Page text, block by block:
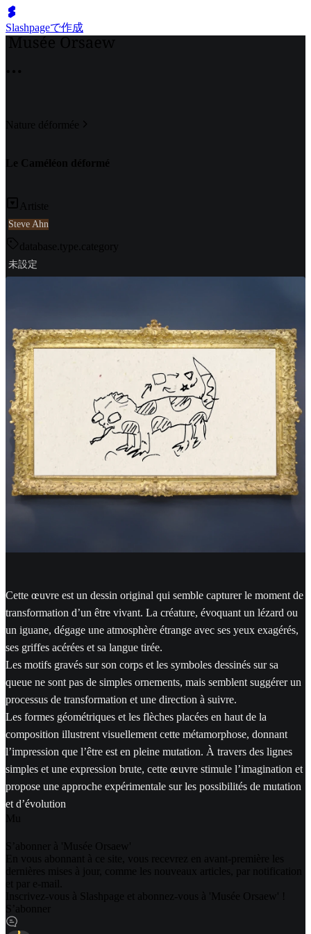
Slashpageで作成
Nature déformée
Le Caméléon déformé
Artiste
Steve Ahn
database.type.category
未設定
Cette œuvre est un dessin original qui semble capturer le moment de
transformation d’un être vivant. La créature, évoquant un lézard ou
un iguane, dégage une atmosphère étrange avec ses yeux exagérés,
ses griffes acérées et sa langue tirée.
Les motifs gravés sur son corps et les symboles dessinés sur sa
queue ne sont pas de simples ornements, mais semblent suggérer un
processus de transformation et une direction à suivre.
Les formes géométriques et les flèches placées en haut de la
composition illustrent visuellement cette métamorphose, donnant
l’impression que l’être est en pleine mutation. À travers des lignes
simples et une expression brute, cette œuvre stimule l’imagination et
propose une approche expérimentale sur les possibilités de mutation
et d’évolution
M
S’abonner à 'Musée Orsaew'
En vous abonnant à ce site, vous recevrez en avant-première les
dernières mises à jour, comme les nouveaux articles, par notification
et par e-mail.
Inscrivez-vous à Slashpage et abonnez-vous à 'Musée Orsaew' !
S’abonner